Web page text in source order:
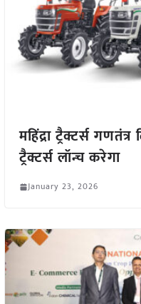
महिंद्रा ट्रैक्टर्स
ट्रैक्टर्स लॉन्च करेगा
January 23, 2026